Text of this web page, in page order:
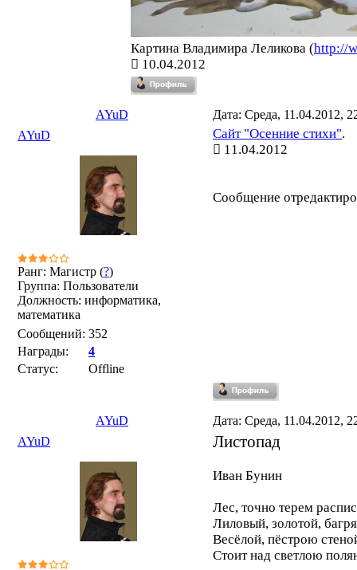
Картина Владимира Леликова (http://
10.04.2012
AYuD
Дата: Среда, 11.04.2012,
AYuD
Ранг: Магистр (?)
Группа: Пользователи
Должность: информатика,
математика
Сообщений: 352
Награды:
4
Статус:
Offline
Сайт "Осенние стихи".
11.04.2012
Сообщение
AYuD
Дата: Среда, 11.04.2012,
AYuD
Листопад
Иван Бунин
Лес, точно терем
Лиловый, золотой,
Весёлой, пёстрою
Стоит над светлою